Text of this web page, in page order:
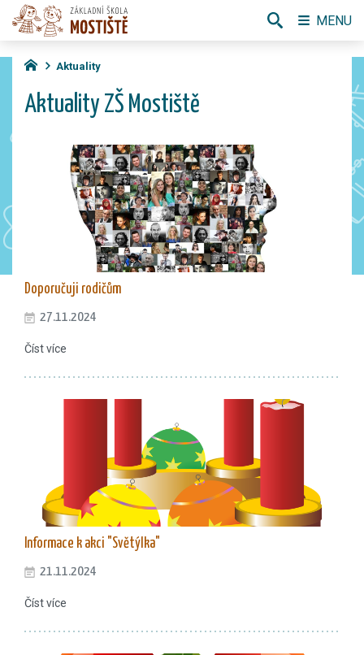
Aktuality
Aktuality ZŠ Mostiště
Doporučuji rodičům
27.11.2024
Číst více
Informace k akci "Světýlka"
21.11.2024
Číst více
MENU